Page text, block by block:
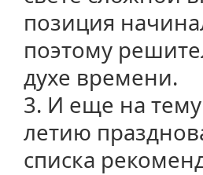
позиция
поэтому
духе времени.
3. И еще на
летию
списка